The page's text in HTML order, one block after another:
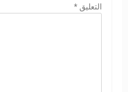
التعليق *